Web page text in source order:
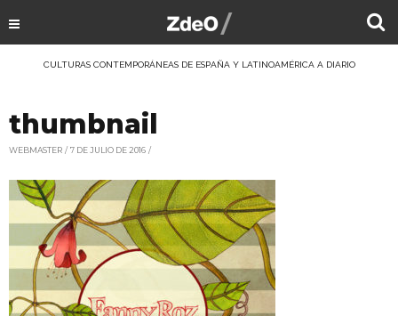
CULTURAS CONTEMPORÁNEAS DE ESPAÑA Y LATINOAMÉRICA A DIARIO
thumbnail
WEBMASTER 7 DE JULIO DE 2016